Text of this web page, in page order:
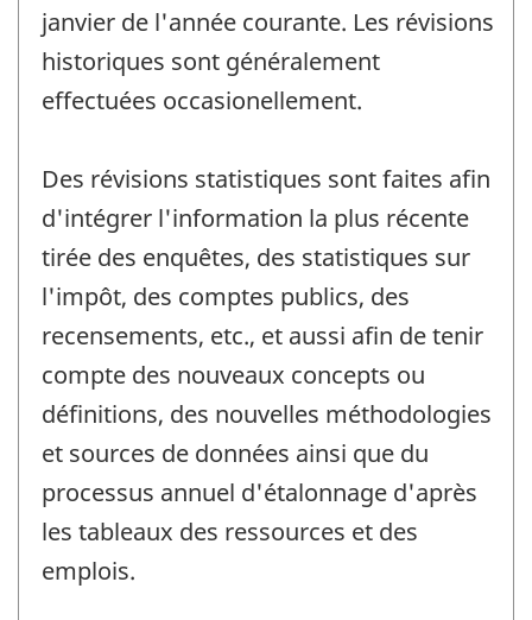
janvier de l'année courante. Les révisions
historiques sont généralement
effectuées occasionellement.
Des révisions statistiques sont faites afin
d'intégrer l'information la plus récente
tirée des enquêtes, des statistiques sur
l'impôt, des comptes publics, des
recensements, etc., et aussi afin de tenir
compte des nouveaux concepts ou
définitions, des nouvelles méthodologies
et sources de données ainsi que du
processus annuel d'étalonnage d'après
les tableaux des ressources et des
emplois.